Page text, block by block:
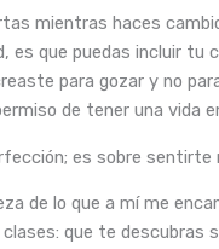
mientras haces
es que puedas incluir tu
para gozar y no
de tener una vida
es sobre sentirte
de lo que a mí me
que te descubras